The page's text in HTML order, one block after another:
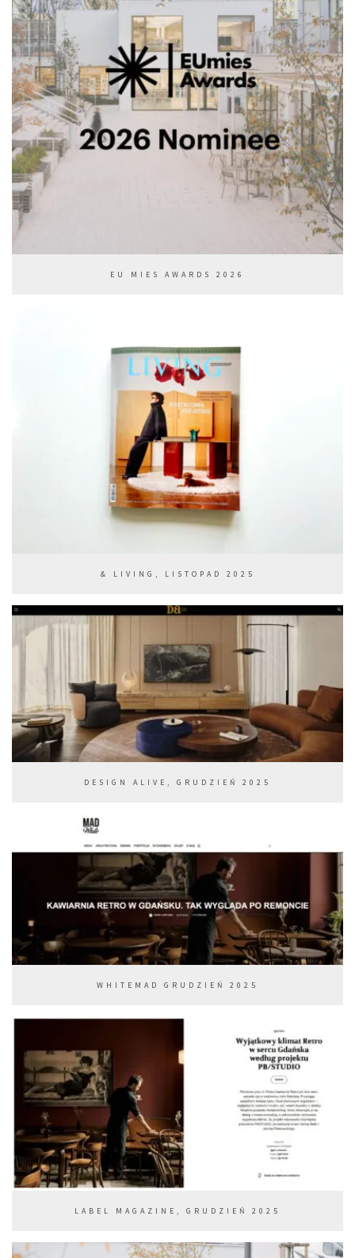
EU MIES AWARDS 2026
& LIVING, LISTOPAD 2025
DESIGN ALIVE, GRUDZIEŃ 2025
WHITEMAD GRUDZIEŃ 2025
LABEL MAGAZINE, GRUDZIEŃ 2025